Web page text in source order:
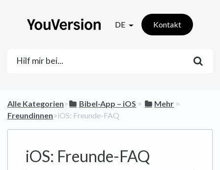
DE Kontakt
Alle Kategorien​>​ ​Bibel-App – iOS ​ > ​ ​Mehr ​ > ​
Freundinnen​>​ iOS: Freunde-FAQ
iOS: Freunde-FAQ